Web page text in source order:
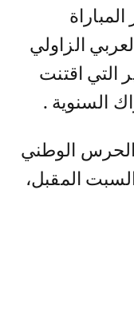
الزاولي
التي اقتنت
السنوية .
الحرس الوطني
المقبل،